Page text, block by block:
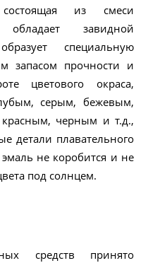
состоящая из смеси
завидной
специальную
запасом прочности и
цветового окраса,
серым, бежевым,
черным и т.д.,
детали плавательного
не коробится и не
под солнцем.
средств принято